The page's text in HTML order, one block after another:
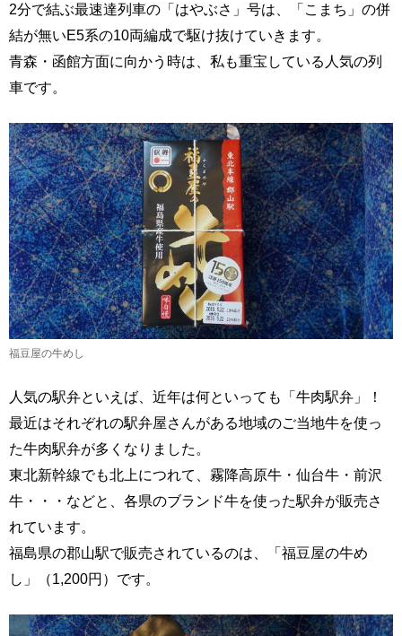
2分で結ぶ最速達列車の「はやぶさ」号は、「こまち」の併
結が無いE5系の10両編成で駆け抜けていきます。
青森・函館方面に向かう時は、私も重宝している人気の列
車です。
福豆屋の牛めし
人気の駅弁といえば、近年は何といっても「牛肉駅弁」！
最近はそれぞれの駅弁屋さんがある地域のご当地牛を使っ
た牛肉駅弁が多くなりました。
東北新幹線でも北上につれて、霧降高原牛・仙台牛・前沢
牛・・・などと、各県のブランド牛を使った駅弁が販売さ
れています。
福島県の郡山駅で販売されているのは、「福豆屋の牛め
し」（1,200円）です。